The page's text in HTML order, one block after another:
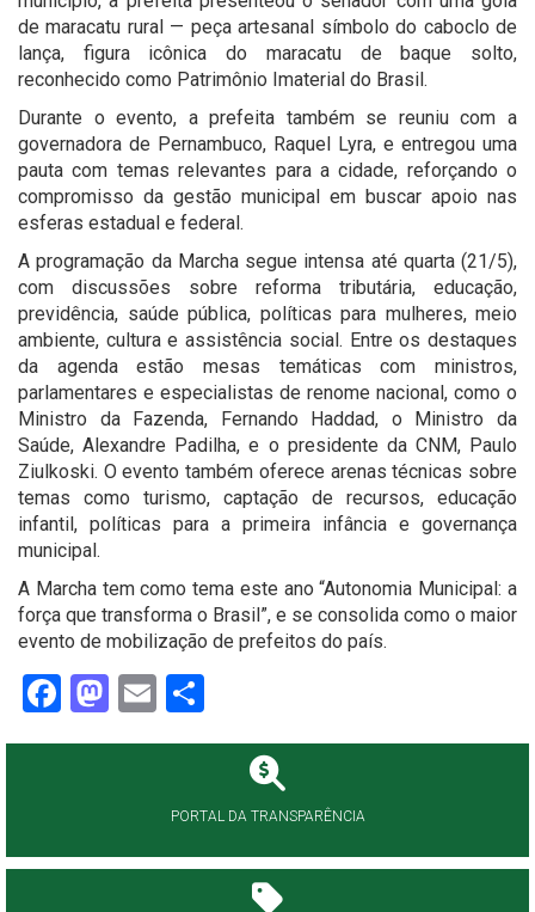
de maracatu rural — peça artesanal símbolo do caboclo de
lança, figura icônica do maracatu de baque solto,
reconhecido como Patrimônio Imaterial do Brasil.
Durante o evento, a prefeita também se reuniu com a
governadora de Pernambuco, Raquel Lyra, e entregou uma
pauta com temas relevantes para a cidade, reforçando o
compromisso da gestão municipal em buscar apoio nas
esferas estadual e federal.
A programação da Marcha segue intensa até quarta (21/5),
com discussões sobre reforma tributária, educação,
previdência, saúde pública, políticas para mulheres, meio
ambiente, cultura e assistência social. Entre os destaques
da agenda estão mesas temáticas com ministros,
parlamentares e especialistas de renome nacional, como o
Ministro da Fazenda, Fernando Haddad, o Ministro da
Saúde, Alexandre Padilha, e o presidente da CNM, Paulo
Ziulkoski. O evento também oferece arenas técnicas sobre
temas como turismo, captação de recursos, educação
infantil, políticas para a primeira infância e governança
municipal.
A Marcha tem como tema este ano “Autonomia Municipal: a
força que transforma o Brasil”, e se consolida como o maior
evento de mobilização de prefeitos do país.
Facebook
Mastodon
Email
PORTAL DA TRANSPARÊNCIA